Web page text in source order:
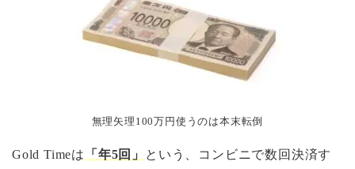
無理矢理100万円使うのは本末転倒
Gold Timeは 「年5回」
という、コンビニで数回決済す